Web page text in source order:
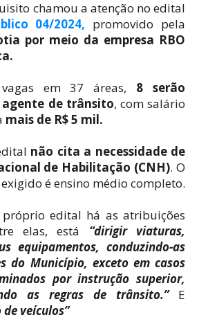
chamou a atenção no edital
04/2024, promovido pela
por meio da empresa RBO
em 37 áreas, 8 serão
de trânsito, com salário
mais de R$ 5 mil.
não cita a necessidade de
de Habilitação (CNH). O
é ensino médio completo.
próprio edital há as atribuições
elas, está “dirigir viaturas,
equipamentos, conduzindo-as
do Município, exceto em casos
por instrução superior,
as regras de trânsito.”E
veículos”